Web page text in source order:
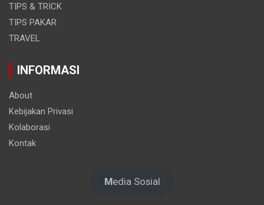
TIPS & TRICK
TIPS PAKAR
TRAVEL
INFORMASI
About
Kebijakan Privasi
Kolaborasi
Kontak
Media Sosial